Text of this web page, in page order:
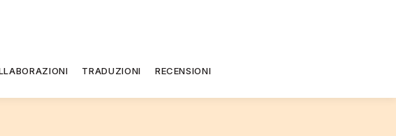
TRADUZIONI RECENSIONI